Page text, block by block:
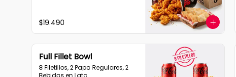
$19.490
Full Fillet Bowl
8 Filetillos, 2 Papa Regulares, 2
Bebidas en Lata